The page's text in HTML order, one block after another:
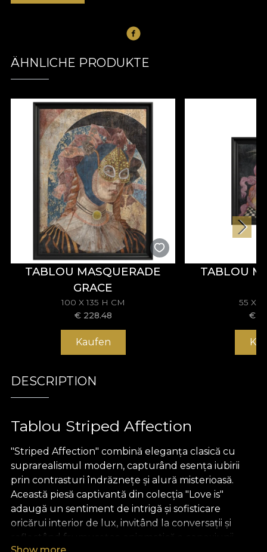
ÄHNLICHE PRODUKTE
TABLOU MASQUERADE
GRACE
100 X 135 H CM
€ 228.48
Kaufen
TABLOU
55 X
€
DESCRIPTION
Tablou Striped Affection
"Striped Affection" combină eleganța clasică cu
suprarealismul modern, capturând esența iubirii
prin contrasturi îndrăznețe și alură misterioasă.
Această piesă captivantă din colecția "Love is"
adaugă un sentiment de intrigă și sofisticare
oricărui interior de lux, invitând la conversații și
reflectând frumusețea enigmatică a conexiunii